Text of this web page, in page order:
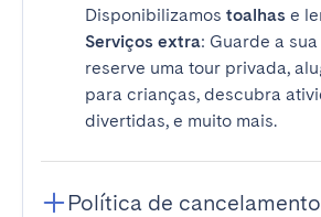
Disponibilizamos toalhas e
Serviços extra: Guarde a
reserve uma tour privada,
para crianças, descubra
divertidas, e muito mais.
Política de cancelamento